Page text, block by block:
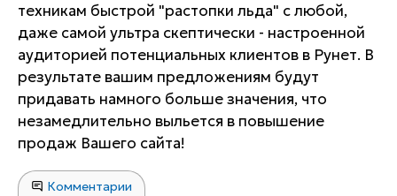
техникам быстрой "растопки льда" с любой,
даже самой ультра скептически - настроенной
аудиторией потенциальных клиентов в Рунет. В
результате вашим предложениям будут
придавать намного больше значения, что
незамедлительно выльется в повышение
продаж Вашего сайта!
Комментарии